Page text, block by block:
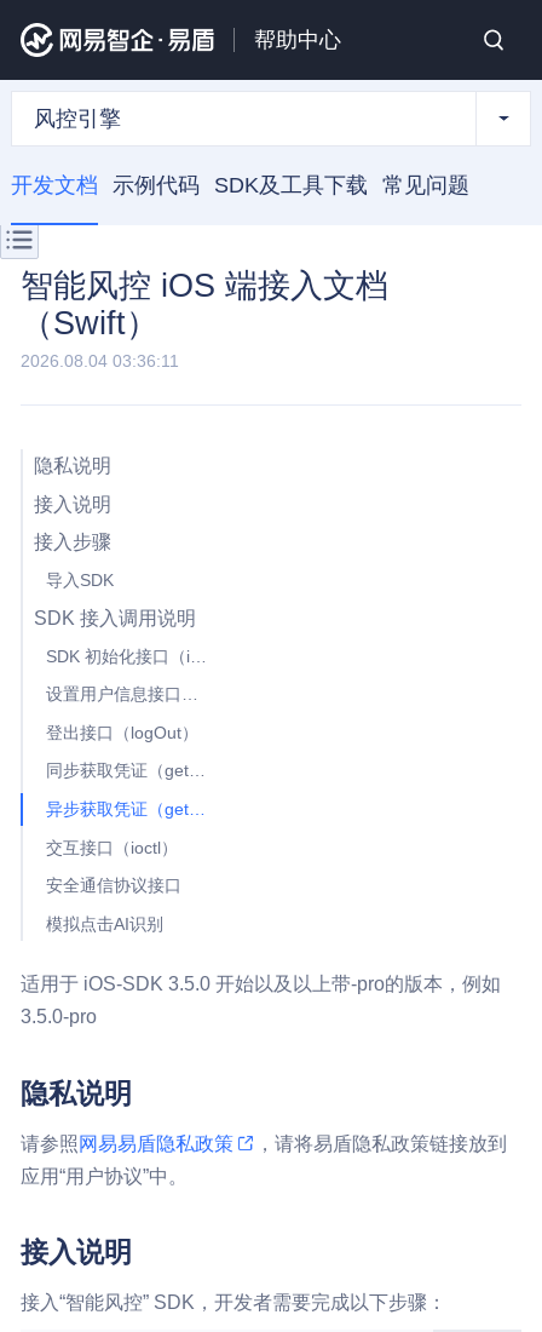
帮助中心
风控引擎
开发文档 示例代码 SDK及工具下载 常见问题
智能风控 iOS 端接入文档
（Swift）
2026.08.04 03:36:11
隐私说明
接入说明
接入步骤
导入SDK
SDK 接入调用说明
SDK 初始化接口（init）
设置用户信息接口（setRoleInfo）
登出接口（logOut）
同步获取凭证（getToken）
异步获取凭证（getTokenAsync）
交互接口（ioctl）
安全通信协议接口
模拟点击AI识别
适用于 iOS-SDK 3.5.0 开始以及以上带-pro的版本，例如
3.5.0-pro
隐私说明
请参照 网易易盾隐私政策
，请将易盾隐私政策链接放到
应用“用户协议”中。
接入说明
接入“智能风控” SDK，开发者需要完成以下步骤：